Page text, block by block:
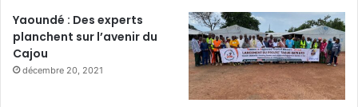
Yaoundé : Des experts
planchent sur l’avenir du
Cajou
décembre 20, 2021